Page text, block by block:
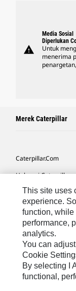
warning
Media Sosial
Diperlukan
Untuk
menerima
Merek Caterpillar
Caterpillar.com
Hubungi Caterpillar
Preferensi
Peta Situs
Cookie Settings
Hukum
Privasi
This site uses
experience.
function, while
performance,
analytics.
You can
Cookie
By selecting I
functional,